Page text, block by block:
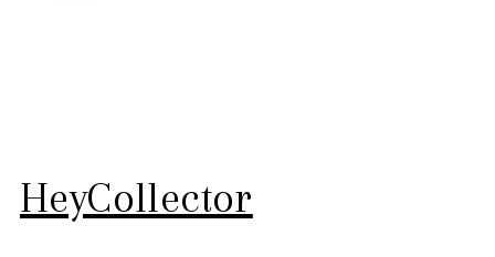
HeyCollector